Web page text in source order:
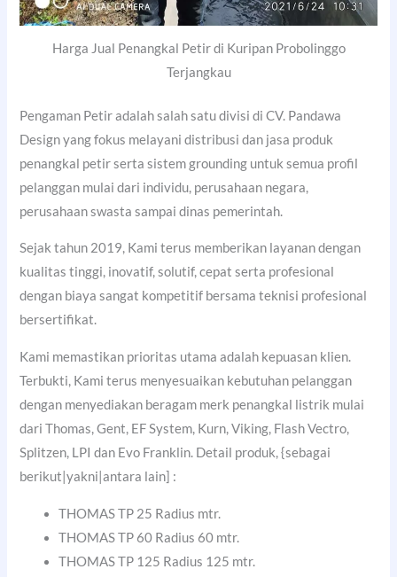
Harga Jual Penangkal Petir di Kuripan Probolinggo
Terjangkau
Pengaman Petir adalah salah satu divisi di CV. Pandawa
Design yang fokus melayani distribusi dan jasa produk
penangkal petir serta sistem grounding untuk semua profil
pelanggan mulai dari individu, perusahaan negara,
perusahaan swasta sampai dinas pemerintah.
Sejak tahun 2019, Kami terus memberikan layanan dengan
kualitas tinggi, inovatif, solutif, cepat serta profesional
dengan biaya sangat kompetitif bersama teknisi profesional
bersertifikat.
Kami memastikan prioritas utama adalah kepuasan klien.
Terbukti, Kami terus menyesuaikan kebutuhan pelanggan
dengan menyediakan beragam merk penangkal listrik mulai
dari Thomas, Gent, EF System, Kurn, Viking, Flash Vectro,
Splitzen, LPI dan Evo Franklin. Detail produk, {sebagai
berikut|yakni|antara lain] :
THOMAS TP 25 Radius mtr.
THOMAS TP 60 Radius 60 mtr.
THOMAS TP 125 Radius 125 mtr.